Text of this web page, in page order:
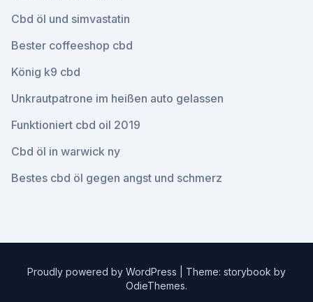
Cbd öl und simvastatin
Bester coffeeshop cbd
König k9 cbd
Unkrautpatrone im heißen auto gelassen
Funktioniert cbd oil 2019
Cbd öl in warwick ny
Bestes cbd öl gegen angst und schmerz
Proudly powered by WordPress
Theme: storybook by
OdieThemes.